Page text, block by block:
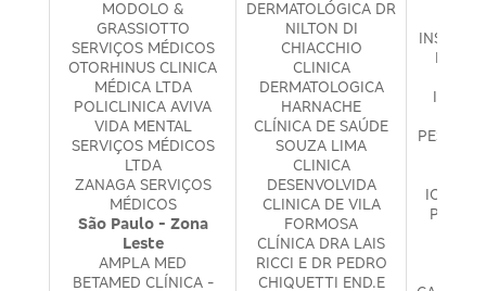
MODOLO &
GRASSIOTTO
SERVIÇOS MÉDICOS
OTORHINUS CLINICA
MÉDICA LTDA
POLICLINICA AVIVA
VIDA MENTAL
SERVIÇOS MÉDICOS
LTDA
ZANAGA SERVIÇOS
MÉDICOS
São Paulo - Zona
Leste
AMPLA MED
BETAMED CLÍNICA -
DERMATOLÓGICA DR
NILTON DI
CHIACCHIO
CLINICA
DERMATOLOGICA
HARNACHE
CLÍNICA DE SAÚDE
SOUZA LIMA
CLINICA
DESENVOLVIDA
CLINICA DE VILA
FORMOSA
CLÍNICA DRA LAIS
RICCI E DR PEDRO
CHIQUETTI END.E
INST.
IOP
PENHA